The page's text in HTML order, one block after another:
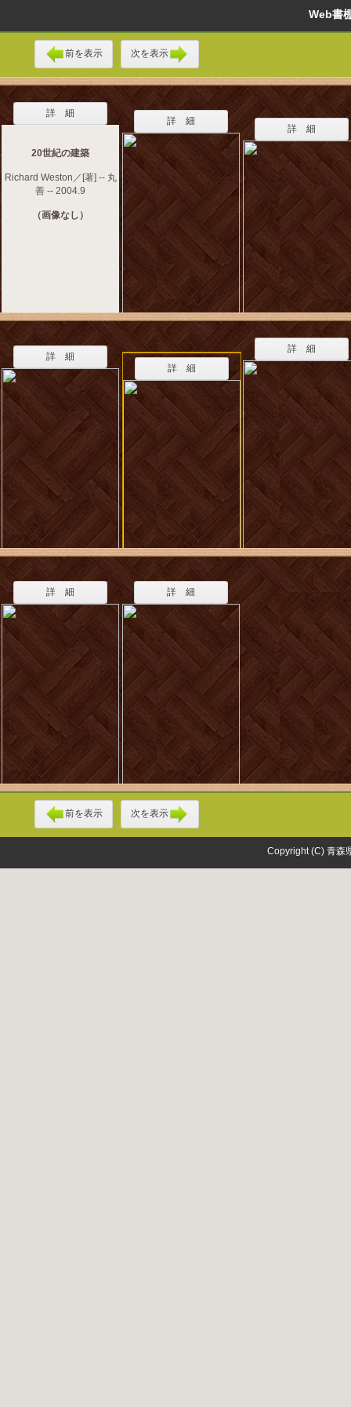
Web
前を表示 次を表示
詳 細
20世紀の建築
Richard Weston／[著] -- 丸
善 -- 2004.9
（画像なし）
詳 細
詳 細
詳 細
詳 細
詳 細
詳 細 詳 細
前を表示 次を表示
Copyright (C) 青森